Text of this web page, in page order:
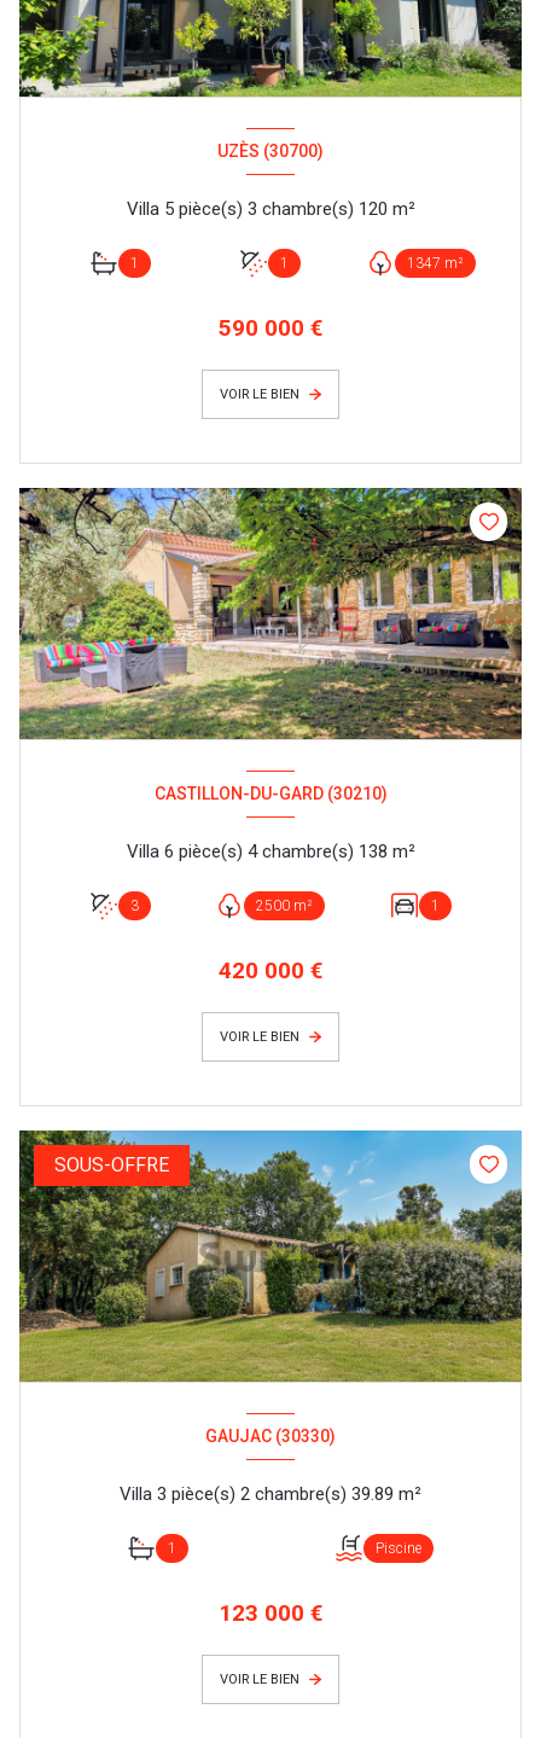
UZÈS (30700)
Villa 5 pièce(s) 3 chambre(s) 120 m²
1 1 1347 m²
590 000 €
VOIR LE BIEN
CASTILLON-DU-GARD (30210)
Villa 6 pièce(s) 4 chambre(s) 138 m²
3 2500 m² 1
420 000 €
VOIR LE BIEN
SOUS-OFFRE
GAUJAC (30330)
Villa 3 pièce(s) 2 chambre(s) 39.89 m²
1 Piscine
123 000 €
VOIR LE BIEN